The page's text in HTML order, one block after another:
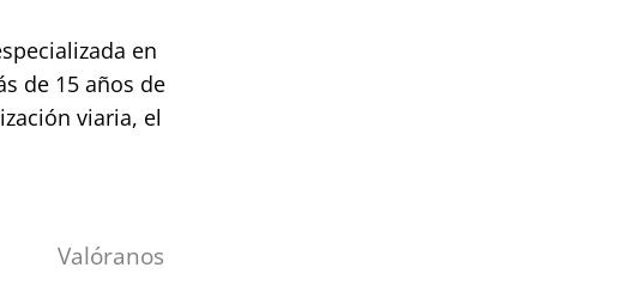
en
de 15 años de
viaria, el
Valóranos